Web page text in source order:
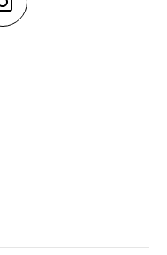
INSTAGRAM